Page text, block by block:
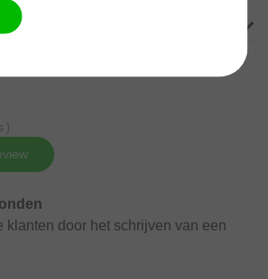
door het schrijven van een